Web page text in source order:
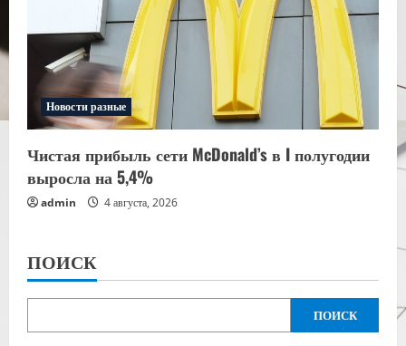
Новости разные
Чистая прибыль сети McDonald’s в I полугодии
выросла на 5,4%
admin 4 августа, 2026
ПОИСК
ПОИСК